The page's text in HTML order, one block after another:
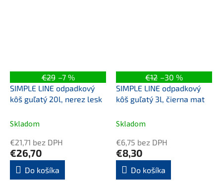
€29 –7 %
SIMPLE LINE odpadkový
kôš guľatý 20l, nerez lesk
Skladom
€21,71 bez DPH
€26,70
Do košíka
€12 –30 %
SIMPLE LINE odpadkový
kôš guľatý 3l, čierna mat
Skladom
€6,75 bez DPH
€8,30
Do košíka